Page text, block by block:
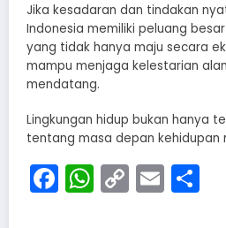
Jika kesadaran dan tindakan
Indonesia memiliki peluang
yang tidak hanya maju secara
mampu menjaga kelestarian
mendatang.
Lingkungan hidup bukan hanya
tentang masa depan kehidupan
Facebook
WhatsApp
Copy
Link
Email